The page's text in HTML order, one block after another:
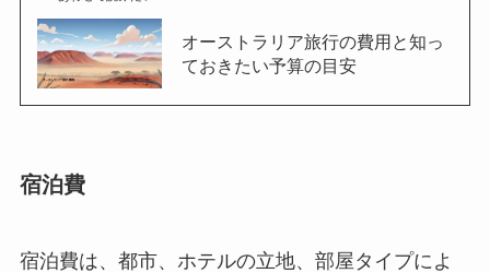
オーストラリア旅行の費用と知っ
ておきたい予算の目安
宿泊費
宿泊費は、都市、ホテルの立地、部屋タイプによ